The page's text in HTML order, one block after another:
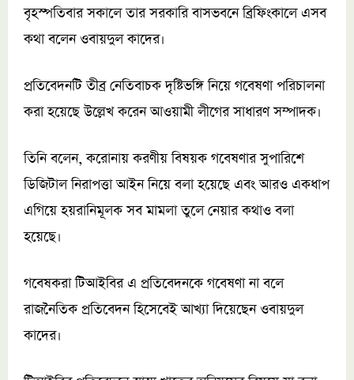
বৃহস্পতিবার সকালে তার সরকারি বাসভবনে ব্রিফিংকালে এসব
কথা বলেন ওবায়দুল কাদের।
প্রতিবেদনটি তীব্র নেতিবাচক দৃষ্টিভঙ্গি নিয়ে গবেষণা পরিচালনা
করা হয়েছে উল্লেখ করেন আওয়ামী লীগের সাধারণ সম্পাদক।
তিনি বলেন, করোনায় করণীয় বিষয়ক গবেষণার সুপারিশে
ডিজিটাল নিরাপত্তা আইন নিয়ে বলা হয়েছে এবং আরও একধাপ
এগিয়ে হয়রানিমূলক সব মামলা তুলে নেয়ার কথাও বলা
হয়েছে।
গবেষকরা টিআইবির এ প্রতিবেদনকে গবেষণা না বলে
রাজনৈতিক প্রতিবেদন হিসেবেই আখ্যা দিয়েছেন ওবায়দুল
কাদের।